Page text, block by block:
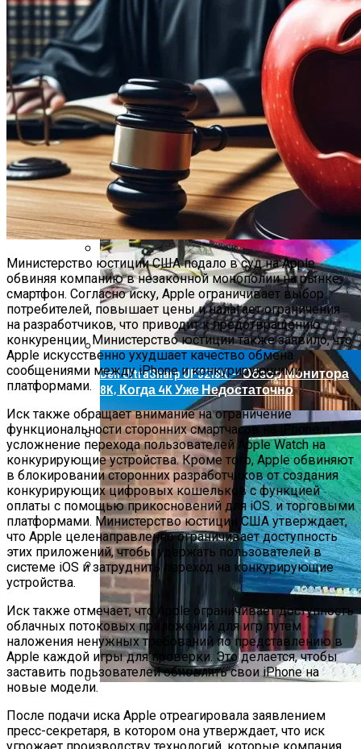
Откатные Ворота
Роллетные Ворота
План Участка 15 Соток + Фото
Барнхаусы: Строительство Под Ключ –
Комфорт И Экологичность
Обзор IMac Pro (2017) — Самый Мощный
Моноблок, Всё-В-Одном Для
Dell UltraSharp UP3218K — Обзор Монитора
8K, Когда 4K Уже Недостаточно
Рабочей Станции C Потрясающей
Конструкции И Мощностью
Ярослава Магучих Завоевала Бронзу
На Чемпионате Мира По Легкой
Атлетике
Нолито Перейдет В Барсу
Найджел Сирс Упал В Обморок Во
Время Матча Между Аной Иванович И
Мэдисон Кис
Министерство юстиции США подало в суд на Apple
обвиняя компанию в незаконной монополии на рынке
смартфон. Согласно иску, Apple ограничивает выбор
потребителей, повышает цены и налагает ограничения
на разработчиков, что приводит к предотвращению
конкуренции. Министерство юстиции также заявило, что
Apple искусственно ухудшает качество обмена
сообщениями между iPhone и конкурирующими
платформами.
Иск также обращает внимание на ограничение
функциональности сторонних смартчасов на iPhone и
усложнение перехода пользователей Apple Watch на
конкурирующие устройства. Кроме того, Apple обвиняют
в блокировании сторонних разработчиков от создания
конкурирующих цифровых кошельков с функцией
оплаты с помощью прикосновений для iOS. и торговыми
платформами. Министерство юстиции США утверждает,
что Apple целенаправленно ограничивает доступность
этих приложений, чтобы удержать пользователей в
системе iOS и затруднить переход на конкурирующие
устройства.
Иск также отмечает, что Apple ограничивает доступность
облачных потоковых приложений для игр путем
наложения ненужных требований по представлению в
Apple каждой игры для проверки. Это делается, чтобы
заставить пользователей обновлять свои iPhone на
новые модели.
После подачи иска Apple отреагировала заявлением
пресс-секретаря, в котором она утверждает, что иск
угрожает производству технологий, которые компания